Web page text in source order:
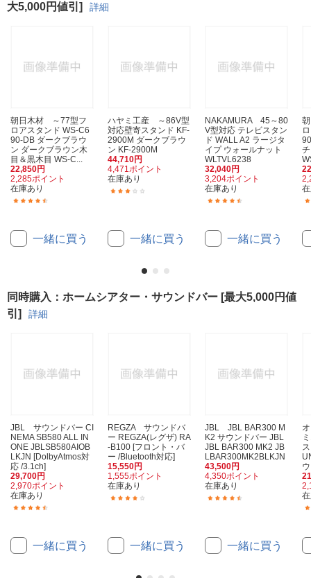
大5,000円値引]
詳細
朝日木材 ～77型フ
ロアスタンド WS-C6
90-DB ダークブラウ
ン ダークブラウン木
目＆黒木目 WS-C...
22,850円
2,285ポイント
在庫あり
一緒に買う
ハヤミ工産 ～86V型
対応壁寄スタンド KF-
2900M ダークブラウ
ン KF-2900M
44,710円
4,471ポイント
在庫あり
一緒に買う
NAKAMURA 45～80
V型対応 テレビスタン
ド WALL A2 ラージタ
イプ ウォールナット
WLTVL6238
32,040円
3,204ポイント
在庫あり
一緒に買う
同時購入：ホームシアター・サウンドバー [最大5,000円値
引]
詳細
JBL サウンドバー CI
NEMA SB580 ALL IN
ONE JBLSB580AIOB
LKJN [DolbyAtmos対
応 /3.1ch]
29,700円
2,970ポイント
在庫あり
一緒に買う
REGZA サウンドバ
ー REGZA(レグザ) RA
-B100 [フロント・バ
ー /Bluetooth対応]
15,550円
1,555ポイント
在庫あり
一緒に買う
JBL JBL BAR300 M
K2 サウンドバー JBL
JBL BAR300 MK2 JB
LBAR300MK2BLKJN
43,500円
4,350ポイント
在庫あり
一緒に買う